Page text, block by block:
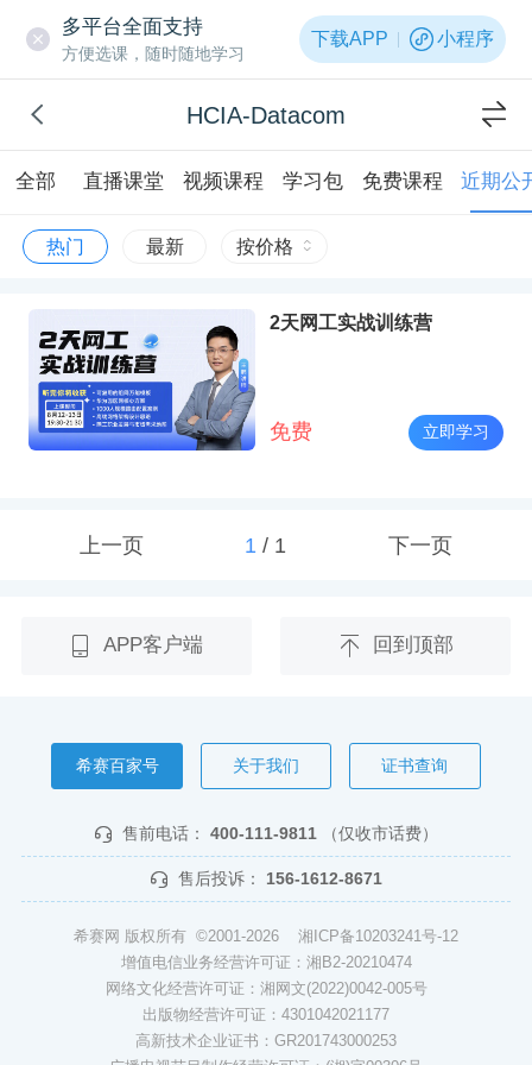
多平台全面支持
方便选课，随时随地学习
下载APP 小程序
HCIA-Datacom
全部 直播课堂 视频课程 学习包 免费课程 近期公
热门 最新 按价格
2天网工实战训练营
免费 立即学习
上一页 1/ 1 下一页
APP客户端 回到顶部
希赛百家号 关于我们 证书查询
售前电话： 400-111-9811 （仅收市话费）
售后投诉： 156-1612-8671
希赛网 版权所有 ©2001-2026 湘ICP备10203241号-12
增值电信业务经营许可证：湘B2-20210474
网络文化经营许可证：湘网文(2022)0042-005号
出版物经营许可证：4301042021177
高新技术企业证书：GR201743000253